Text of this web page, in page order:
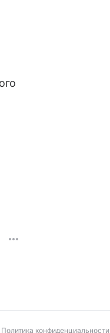
Политика конфиденциальности